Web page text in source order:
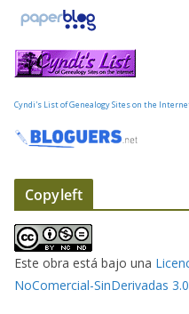
e
c
t
r
c
o
Cyndi's List of Genealogy Sites on the
Copyleft
Este obra está bajo una
NoComercial-SinDerivadas